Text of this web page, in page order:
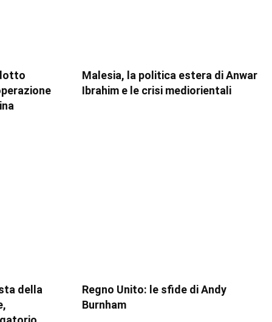
Malesia, la politica estera di Anwar
Ibrahim e le crisi mediorientali
della
Regno Unito: le sfide di Andy
Burnham